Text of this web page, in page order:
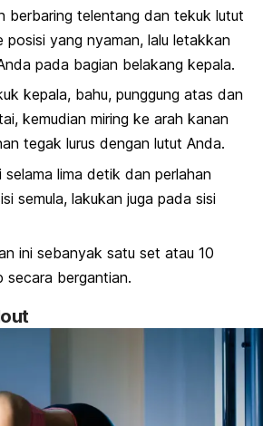
berbaring telentang dan tekuk lutut
posisi yang nyaman, lalu letakkan
pada bagian belakang kepala.
kepala, bahu, punggung atas dan
kemudian miring ke arah kanan
tegak lurus dengan lutut Anda.
selama lima detik dan perlahan
semula, lakukan juga pada sisi
ini sebanyak satu set atau 10
secara bergantian.